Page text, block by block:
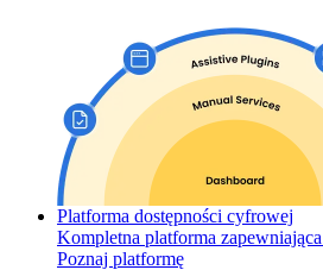
Platforma dostępności cyfrowej
Kompletna platforma
Poznaj platformę